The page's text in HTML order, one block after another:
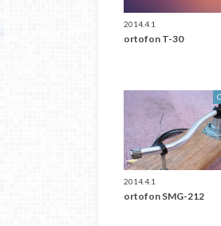
2014.4.1
ortofon T-30
2014.4.1
ortofon SMG-212